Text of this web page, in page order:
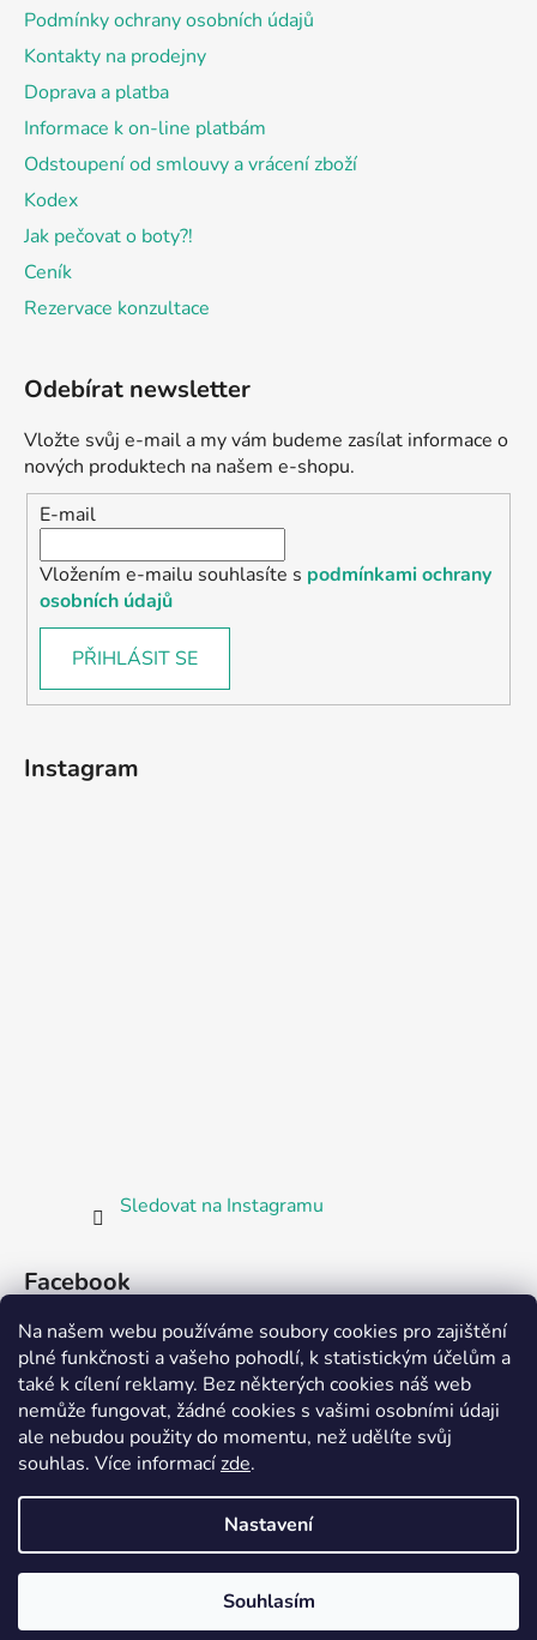
Na našem webu používáme soubory cookies pro zajištění
plné funkčnosti a vašeho pohodlí, k statistickým účelům a
také k cílení reklamy. Bez některých cookies náš web
nemůže fungovat, žádné cookies s vašimi osobními údaji
ale nebudou použity do momentu, než udělíte svůj
souhlas. Více informacízde.
Nastavení
Souhlasím
Podmínky ochrany osobních údajů
Kontakty na prodejny
Doprava a platba
Informace k on-line platbám
Odstoupení od smlouvy a vrácení zboží
Kodex
Jak pečovat o boty?!
Ceník
Rezervace konzultace
Odebírat newsletter
Vložte svůj e-mail a my vám budeme zasílat informace o
nových produktech na našem e-shopu.
E-mail
Vložením e-mailu souhlasíte s podmínkami ochrany
osobních údajů
PŘIHLÁSIT SE
Instagram
Sledovat na Instagramu
Facebook
Partnerská prodejna Barefoot Plzeň
Vytvořil Shoptet
Bosorka Plzeň
vyhrazena.